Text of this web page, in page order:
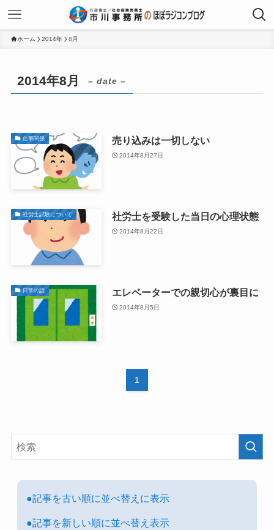
ホーム 2014年 8月
2014年8月 – date –
仕事関係 売り込みは一切しない
2014年8月27日
社労士試験について 社労士を受験した当日の心理状態
2014年8月22日
日常の話 エレベーターでの親切心が裏目に
2014年8月5日
1
●記事を古い順に並べ替えに表示
●記事を新しい順に並べ替え表示